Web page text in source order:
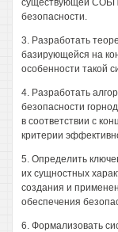
существующей
безопасности.
3. Разработать
базирующейся на
особенности такой
4. Разработать
безопасности
в соответствии с
критерии
5. Определить
их сущностных
создания и
обеспечения
6. Формализовать